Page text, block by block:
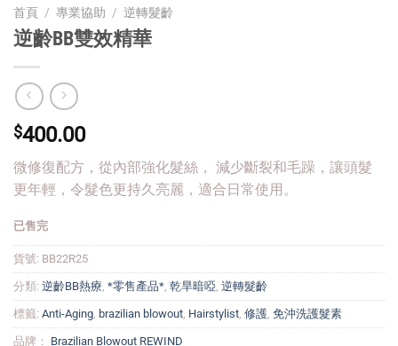
首頁 / 專業協助 / 逆轉髮齡
逆齡BB雙效精華
$400.00
微修復配方，從內部強化髮絲， 減少斷裂和毛躁，讓頭髮
更年輕，令髮色更持久亮麗，適合日常使用。
已售完
貨號: BB22R25
分類: 逆齡BB熱療 *零售產品* 乾旱暗啞 逆轉髮齡
標籤: Anti-Aging brazilian blowout Hairstylist 修護 免沖洗護髮素
品牌： Brazilian Blowout REWIND